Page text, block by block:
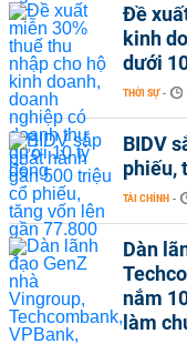
Đề
kinh
dưới
THỜI SỰ -
BIDV
phiếu,
TÀI CHÍNH -
Dàn
nắm
làm